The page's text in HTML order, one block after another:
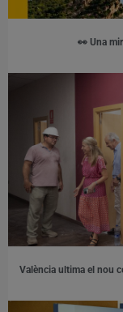
👀 Una
València ultima el nou